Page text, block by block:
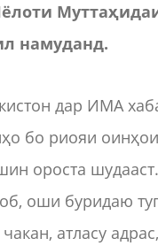
намуданд.
дар ИМА
бо риояи
ороста
оши буридаю
атласу